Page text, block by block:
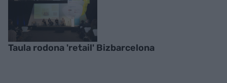
Taula rodona 'retail' Bizbarcelona